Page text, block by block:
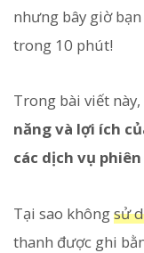
nhưng bây giờ
trong 10 phút!
Trong bài viết
năng và lợi ích
các dịch vụ
Tại sao khôngsử
thanh được ghi